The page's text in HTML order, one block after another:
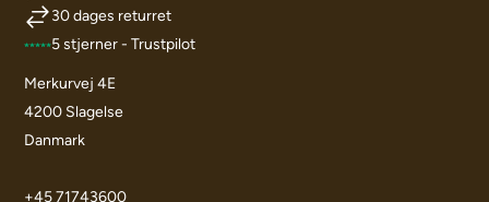
30 dages returret
5 stjerner - Trustpilot
Merkurvej 4E
4200 Slagelse
Danmark
+45 71743600